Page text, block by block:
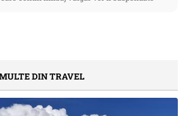
DIN TRAVEL